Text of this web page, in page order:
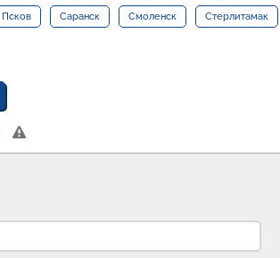
Псков Саранск Смоленск Стерлитамак